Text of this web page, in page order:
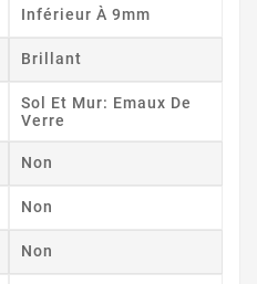
Inférieur À 9mm
Brillant
Sol Et Mur: Emaux De
Verre
Non
Non
Non